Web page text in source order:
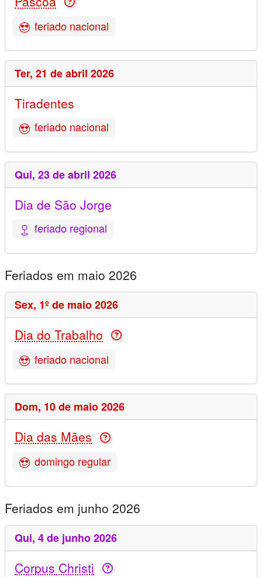
feriado nacional
Ter, 21 de abril 2026
Tiradentes
feriado nacional
Qui, 23 de abril 2026
Dia de São Jorge
feriado regional
Feriados em maio 2026
Sex, 1º de maio 2026
Dia do Trabalho
feriado nacional
Dom, 10 de maio 2026
Dia das Mães
domingo regular
Feriados em junho 2026
Qui, 4 de junho 2026
Corpus Christi